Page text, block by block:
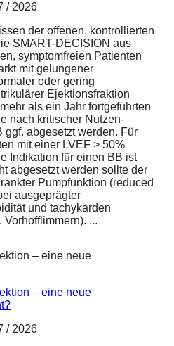
/ 2026
der offenen, kontrollierten
SMART-DECISION aus
symptomfreien Patienten
mit gelungener
oder gering
Ejektionsfraktion
als ein Jahr fortgeführten
nach kritischer Nutzen-
ggf. abgesetzt werden. Für
mit einer LVEF > 50%
Indikation für einen BB ist
abgesetzt werden sollte der
Pumpfunktion (reduced
ausgeprägter
und tachykarden
Vorhofflimmern). ...
– eine neue
/ 2026